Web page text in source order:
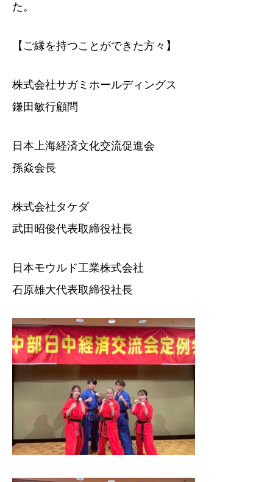
た。
【ご縁を持つことができた方々】
株式会社サガミホールディングス
鎌田敏行顧問
日本上海経済文化交流促進会
孫焱会長
株式会社タケダ
武田昭俊代表取締役社長
日本モウルド工業株式会社
石原雄大代表取締役社長